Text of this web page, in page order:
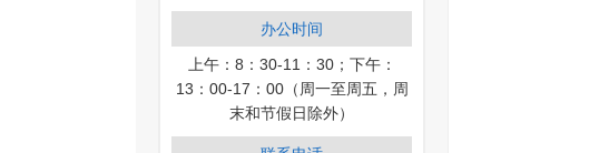
办公时间
上午：8：30-11：30；下午：
13：00-17：00（周一至周五，周
末和节假日除外）